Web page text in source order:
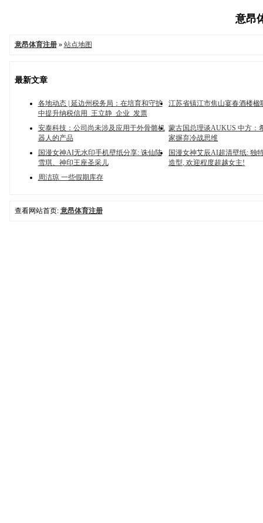
意昂
意昂体育注册» 站点地图
最新文章
各地动态 | 延边州税务局：在培育和守护
中提升纳税信用_王立静_企业_发票
江苏省镇江市焦山宴春酒楼楹
安泰科技：公司尚未涉及应用于外骨骼机
器人的产品
蒙古国总理谈AUKUS 中方：
家摒弃冷战思维
国漫女神AI无水印手机壁纸分享: 诛仙陆
雪琪、神印王座圣采儿
国漫女神艾辰AI超清壁纸: 独
造型, 欢迎程度超越女主!
周洁琼 一些假期库存
查看网站首页: 意昂体育注册